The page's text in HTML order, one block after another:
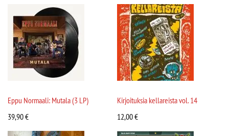
Eppu Normaali: Mutala (3 LP)
39,90€
Kirjoituksia kellareista vol. 14
12,00€